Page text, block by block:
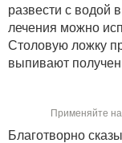
развести с водой
лечения можно
Столовую ложку
выпивают
Применяйте
Благотворно